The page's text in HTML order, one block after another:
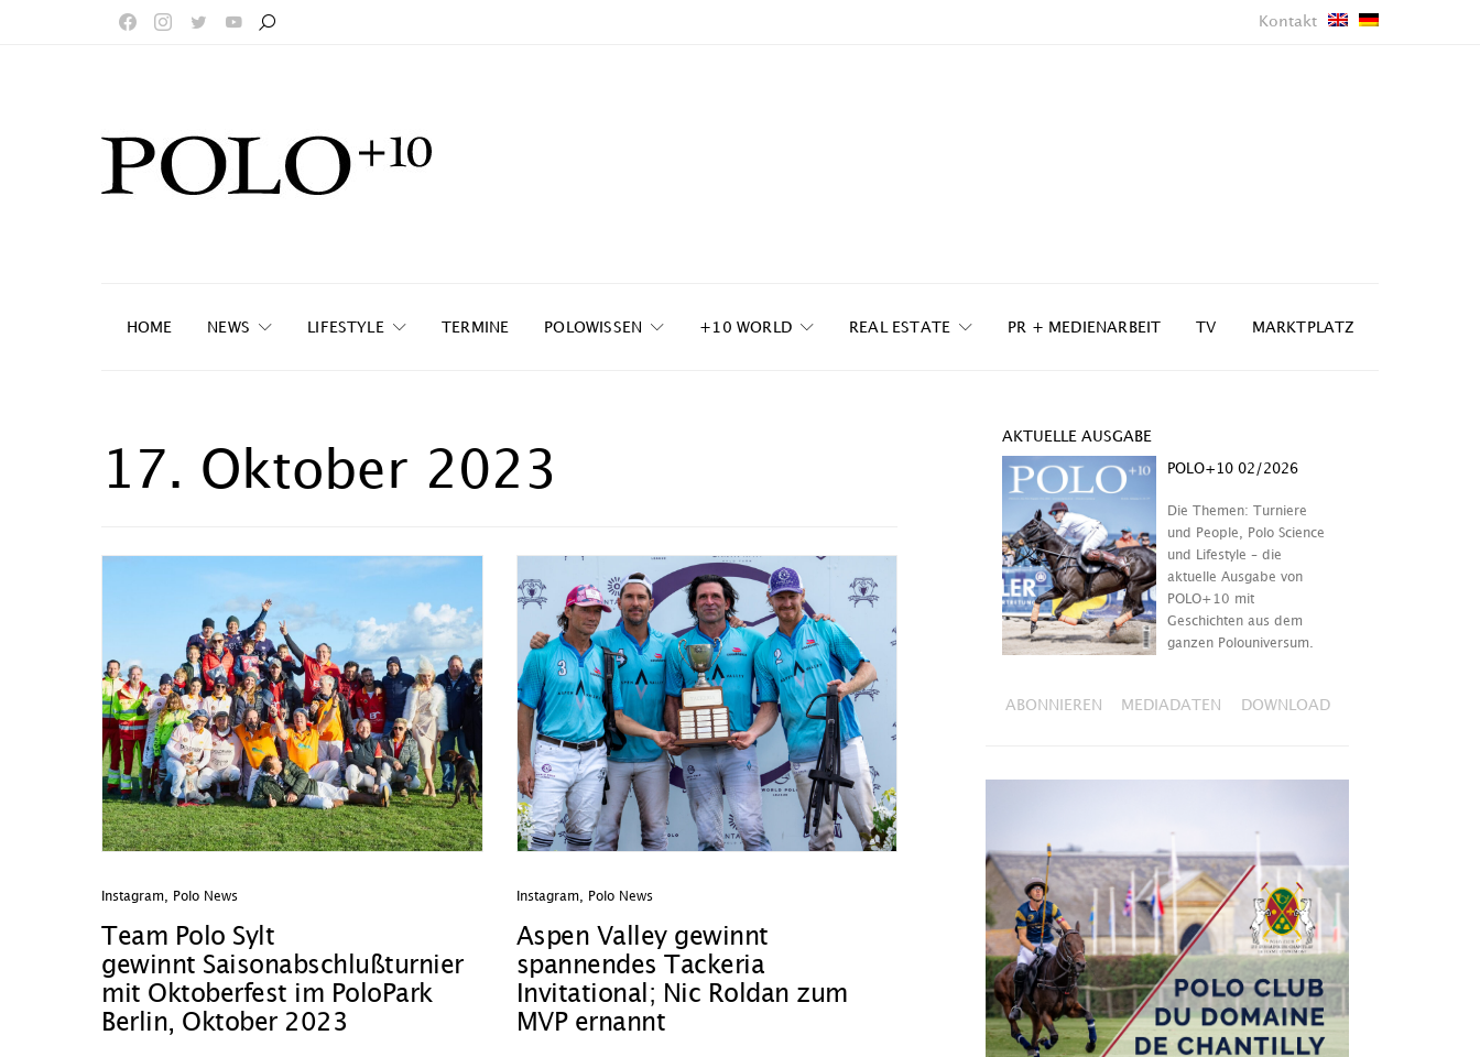
Kontakt
HOME NEWS LIFESTYLE TERMINE POLOWISSEN +10 WORLD REAL ESTATE PR + MEDIENARBEIT TV MARKTPLATZ
17. Oktober 2023
Instagram Polo News
Team Polo Sylt
gewinnt Saisonabschlußturnier
mit Oktoberfest im PoloPark
Berlin, Oktober 2023
Instagram, Polo News
Aspen Valley gewinnt
spannendes Tackeria
Invitational; Nic Roldan zum
MVP ernannt
AKTUELLE AUSGABE
POLO+10 02/2026
Die Themen: Turniere
und People, Polo Science
und Lifestyle – die
aktuelle Ausgabe von
POLO+10 mit
Geschichten aus dem
ganzen Polouniversum.
ABONNIEREN MEDIADATEN DOWNLOAD